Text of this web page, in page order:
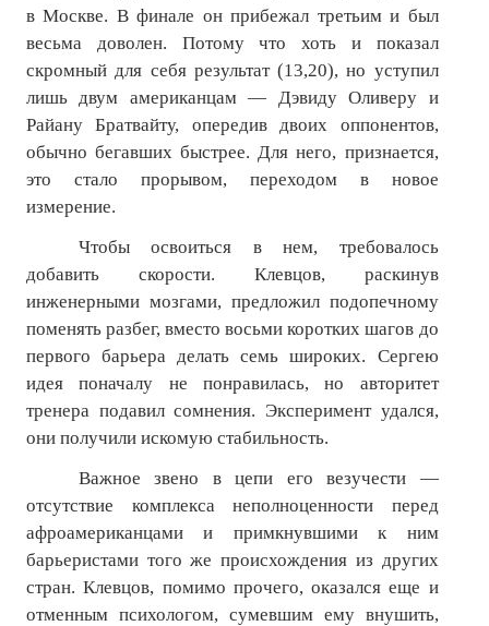
в Москве. В финале он прибежал третьим и был
весьма доволен. Потому что хоть и показал
скромный для себя результат (13,20), но уступил
лишь двум американцам — Дэвиду Оливеру и
Райану Братвайту, опередив двоих оппонентов,
обычно бегавших быстрее. Для него, признается,
это стало прорывом, переходом в новое
измерение.
Чтобы освоиться в нем, требовалось
добавить скорости. Клевцов, раскинув
инженерными мозгами, предложил подопечному
поменять разбег, вместо восьми коротких шагов до
первого барьера делать семь широких. Сергею
идея поначалу не понравилась, но авторитет
тренера подавил сомнения. Эксперимент удался,
они получили искомую стабильность.
Важное звено в цепи его везучести —
отсутствие комплекса неполноценности перед
афроамериканцами и примкнувшими к ним
барьеристами того же происхождения из других
стран. Клевцов, помимо прочего, оказался еще и
отменным психологом, сумевшим ему внушить,